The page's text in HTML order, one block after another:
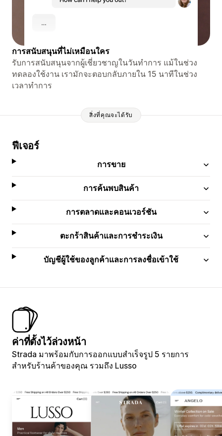
การสนับสนุนที่ไม่เหมือนใคร
รับการสนับสนุนจากผู้เชี่ยวชาญในวันทำการ แม้ในช่วง
ทดลองใช้งาน เรามักจะตอบกลับภายใน 15 นาทีในช่วง
เวลาทำการ
สิ่งที่คุณจะได้รับ
ฟีเจอร์
การขาย
การค้นพบสินค้า
การตลาดและคอนเวอร์ชัน
ตะกร้าสินค้าและการชำระเงิน
บัญชีผู้ใช้ของลูกค้าและการลงชื่อเข้าใช้
ค่าที่ตั้งไว้ล่วงหน้า
Strada มาพร้อมกับการออกแบบสำเร็จรูป 5 รายการ
สำหรับร้านค้าของคุณ รวมถึง Lusso